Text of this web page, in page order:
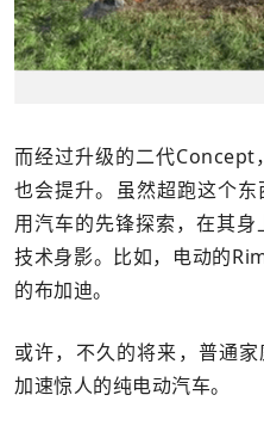
而经过升级的二代Concept
也会提升。虽然超跑这个
用汽车的先锋探索，在其
技术身影。比如，电动的
的布加迪。
或许，不久的将来，普通家
加速惊人的纯电动汽车。